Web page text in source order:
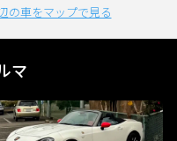
の車をマップで見る
マ